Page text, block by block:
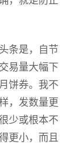
条是，自节
易量大幅下
饼券。我不
，发数量更
少或根本不
更小，而且